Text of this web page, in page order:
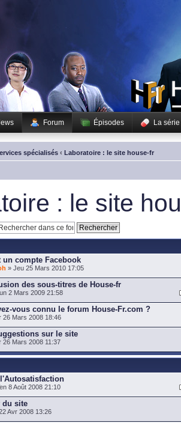
Forum Épisodes La série
spécialisés ‹ Laboratoire : le site house-fr
: le site
un compte Facebook
» Jeu 25 Mars 2010 17:05
des sous-titres de House-fr
2 Mars 2009 21:58
vous connu le forum House-Fr.com ?
26 Mars 2008 18:46
sur le site
26 Mars 2008 11:37
8 Août 2008 21:10
du site
Avr 2008 13:26